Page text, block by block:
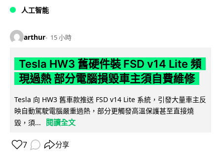
人工智能
arthur 15 小時
Tesla HW3 舊硬件裝 FSD v14 Lite 頻
現過熱 部分電腦損毀車主須自費維修
Tesla 向 HW3 舊車款推送 FSD v14 Lite 系統，引發大量車主反
映自動駕駛電腦嚴重過熱，部分更觸發高溫保護甚至直接燒
毀，須...
閱讀全文
7 分享